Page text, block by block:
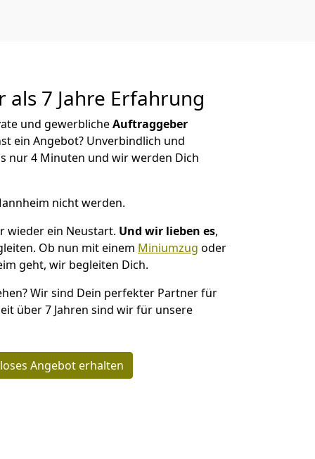
als 7 Jahre Erfahrung
und gewerblicheAuftraggeber
ein Angebot? Unverbindlich und
nur 4 Minuten und wir werden Dich
nicht werden.
wieder ein Neustart. Und wir lieben es,
Ob nun mit einem Miniumzug oder
geht, wir begleiten Dich.
Wir sind Dein perfekter Partner für
über 7 Jahren sind wir für unsere
Angebot erhalten